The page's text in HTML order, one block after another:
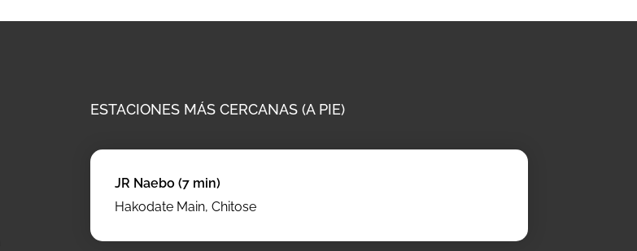
ESTACIONES MÁS CERCANAS (A PIE)
JR Naebo (7 min)
Hakodate Main, Chitose